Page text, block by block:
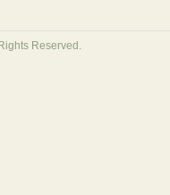
Reserved.